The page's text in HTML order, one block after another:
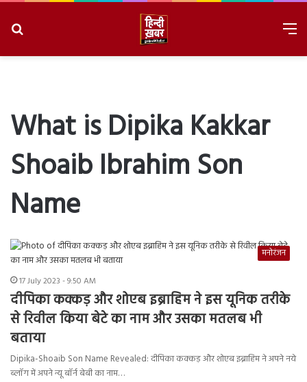
What is Dipika Kakkar
Shoaib Ibrahim Son
Name
मनोरंजन
17 July 2023 - 9:50 AM
दीपिका कक्कड़ और शोएब इब्राहिम ने इस यूनिक तरीके
से रिवील किया बेटे का नाम और उसका मतलब भी
बताया
Dipika-Shoaib Son Name Revealed: दीपिका कक्कड़ और शोएब इब्राहिम ने अपने नये
ब्लॉग में अपने न्यू बॉर्न बेबी का नाम…